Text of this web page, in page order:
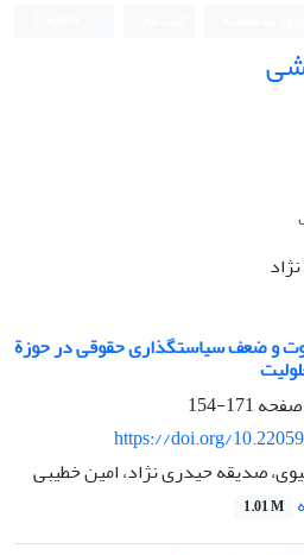
و ضعف سیاستگذاری حقوقی در حوزة
171-154
https://doi.org/
صدیقه حیدری نژاد، امین خطیبی
1.01 M